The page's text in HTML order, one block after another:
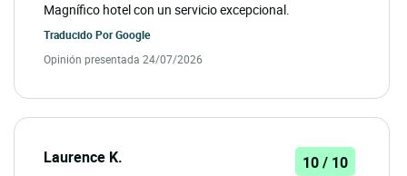
Magnífico hotel con un servicio excepcional.
Traducido PorGoogle
Opinión presentada 24/07/2026
Laurence K. 10 / 10